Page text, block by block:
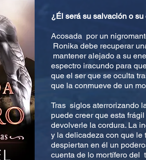
¿Él será su salvación o su
Acosada por un
Ronika debe recuperar
mantener alejado a su
espectro iracundo para
que el ser que se oculta
que la conmueve de un
Tras siglos aterrorizando
puede creer que esta
devolverle la cordura. La
y la delicadeza con que
despiertan en él un
cuenta de lo mortífero del